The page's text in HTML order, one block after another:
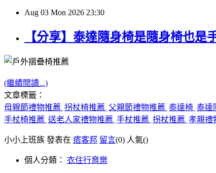
Aug 03 Mon 2026 23:30
【分享】泰達隨身椅是隨身椅也
(繼續閱讀...)
文章標籤：
母親節禮物推薦 拐杖椅推薦 父親節禮物推薦 泰達椅 泰達
手杖椅推薦 送老人家禮物推薦 手杖推薦 拐杖推薦 孝親禮
小小上班族 發表在 痞客邦 留言(0) 人氣()
個人分類： 衣住行育樂